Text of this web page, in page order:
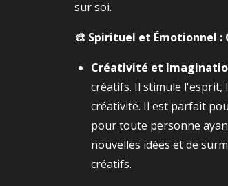
sur soi.
🎨 Spirituel et Émotionnel
Créativité et
créatifs. Il stimule l'esprit,
créativité. Il est parfait
pour toute personne
nouvelles idées et de
créatifs.